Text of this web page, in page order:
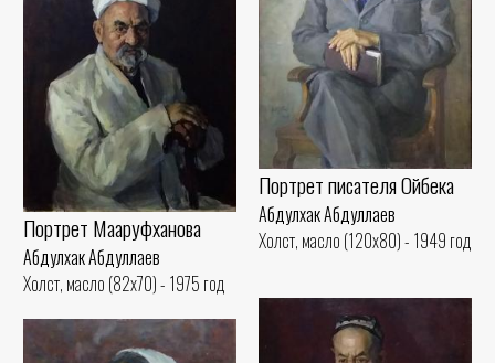
Портрет писателя Ойбека
Абдулхак Абдуллаев
Холст, масло (120x80) - 1949 год
Портрет Мааруфханова
Абдулхак Абдуллаев
Холст, масло (82x70) - 1975 год